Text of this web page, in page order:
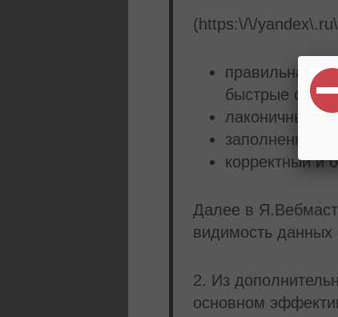
(https:\/\/
правильная
быстрые
лаконичные и
заполненные
корректный и
Далее в
видимость данных
2. Из
основном